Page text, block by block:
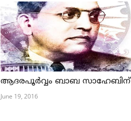
ആദരപൂര്‍വ്വം ബാബ സാഹേബിന്
June 19, 2016